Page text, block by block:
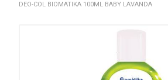
DEO-COL BIOMATIKA 100ML BABY LAVANDA